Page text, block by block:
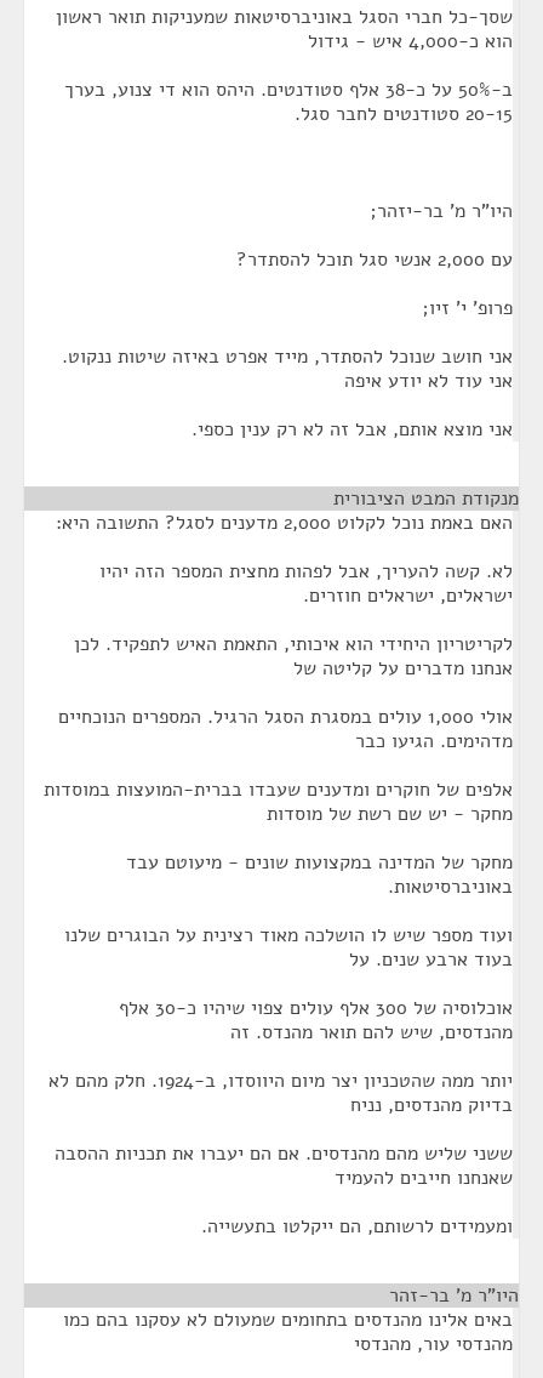
שסך-כל חברי הסגל באוניברסיטאות שמעניקות תואר ראשון
הוא כ-4,000 איש - גידול
ב-50% על כ-38 אלף סטודנטים. היהס הוא די צנוע, בערך
20-15 סטודנטים לחבר סגל.
היו"ר מ' בר-יזהר;
עם 2,000 אנשי סגל תוכל להסתדר?
פרופ' י' זיו;
אני חושב שנוכל להסתדר, מייד אפרט באיזה שיטות ננקוט.
אני עוד לא יודע איפה
אני מוצא אותם, אבל זה לא רק ענין כספי.
מנקודת המבט הציבורית
האם באמת נוכל לקלוט 2,000 מדענים לסגל? התשובה היא:
לא. קשה להעריך, אבל לפהות מחצית המספר הזה יהיו
ישראלים, ישראלים חוזרים.
לקריטריון היחידי הוא איכותי, התאמת האיש לתפקיד. לכן
אנחנו מדברים על קליטה של
אולי 1,000 עולים במסגרת הסגל הרגיל. המספרים הנוכחיים
מדהימים. הגיעו כבר
אלפים של חוקרים ומדענים שעבדו בברית-המועצות במוסדות
מחקר - יש שם רשת של מוסדות
מחקר של המדינה במקצועות שונים - מיעוטם עבד
באוניברסיטאות.
ועוד מספר שיש לו הושלכה מאוד רצינית על הבוגרים שלנו
בעוד ארבע שנים. על
אוכלוסיה של 300 אלף עולים צפוי שיהיו כ-30 אלף
מהנדסים, שיש להם תואר מהנדס. זה
יותר ממה שהטכניון יצר מיום היווסדו, ב-1924. חלק מהם לא
בדיוק מהנדסים, נניח
ששני שליש מהם מהנדסים. אם הם יעברו את תכניות ההסבה
שאנחנו חייבים להעמיד
ומעמידים לרשותם, הם ייקלטו בתעשייה.
היו"ר מ' בר-זהר
באים אלינו מהנדסים בתחומים שמעולם לא עסקנו בהם כמו
מהנדסי עור, מהנדסי